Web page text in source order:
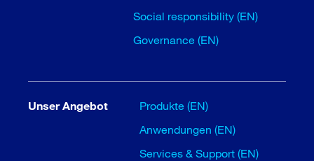
Social responsibility (EN)
Governance (EN)
Unser Angebot
Produkte (EN)
Anwendungen (EN)
Services & Support (EN)